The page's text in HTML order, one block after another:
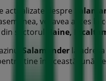
actualizate despre
vei avea acces
sectorul
Haine,
Salamander la adresa
tine în această lună de